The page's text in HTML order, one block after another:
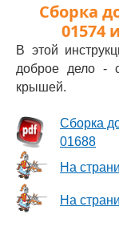
Сборка
01574
В этой
доброе дело -
крышей.
Сборка
01688
На
На